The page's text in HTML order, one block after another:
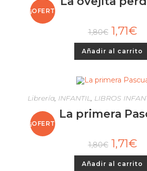
¡OFERT
1,80€ 1,71€
Añadir al carrito
¡OFERT
Librería INFANTIL LIBROS
La primera
1,80€ 1,71€
Añadir al carrito